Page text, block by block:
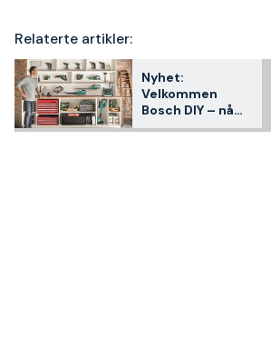
Relaterte artikler:
Nyhet:
Velkommen
Bosch DIY – nå
selger vi grønne